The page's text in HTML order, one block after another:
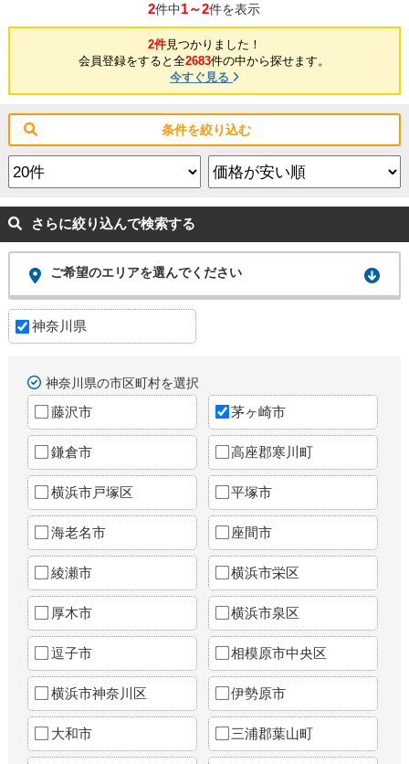
2件中1～2件を表示
2件見つかりました！
会員登録をすると全2683件の中から探せます。
今すぐ見る
条件を絞り込む
さらに絞り込んで検索する
ご希望のエリアを選んでください
神奈川県
神奈川県の市区町村を選択
藤沢市 茅ヶ崎市
鎌倉市 高座郡寒川町
横浜市戸塚区 平塚市
海老名市 座間市
綾瀬市 横浜市栄区
厚木市 横浜市泉区
逗子市 相模原市中央区
横浜市神奈川区 伊勢原市
大和市 三浦郡葉山町